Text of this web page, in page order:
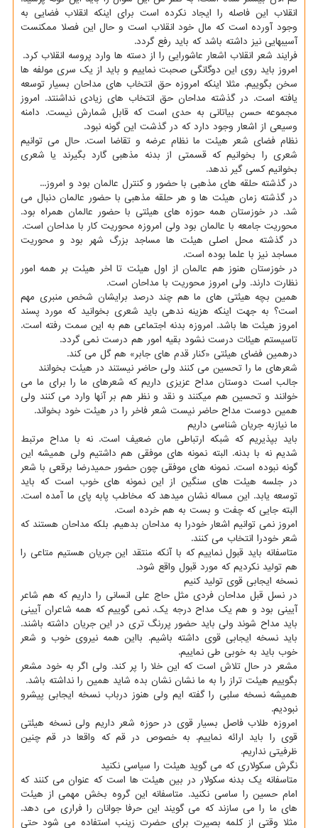
انقلاب این فاصله را ایجاد نکرده است برای اینکه انقلاب فضایی به
وجود آورده است که مال خود انقلاب است و حال این فصلا ممکنست
آسیبهایی نیز داشته باشد که باید رفع گردد.
فرایند شعر انقلاب اشعار عاشورایی را از دسته ها وارد پروسه انقلاب کرد.
امروز باید روی این دوگانگی صحبت نماییم و باید از یک سری مولفه ها
سخن بگوییم. مثلا اینکه امروزه حق انتخاب های مداحان بسیار توسعه
یافته است. در گذشته مداحان حق انتخاب های زیادی نداشنتد. امروز
مجموعه حسن بیاتانی به حدی است که قابل شمارش نیست. دامنه
وسیعی از اشعار وجود دارد که در گذشت این گونه نبود.
نظام فضای شعر هیئت ما نظام عرضه و تقاضا است. حال می توانیم
شعری را بخوانیم که قسمتی از بدنه مذهبی گارد بگیرند یا شعری
بخوانیم کسی گیر ندهد.
در گذشته حلقه های مذهبی با حضور و کنترل عالمان بود و امروز...
در گذشته زمان هیئت ها و هر حلقه مذهبی با حضور عالمان دنبال می
شد. در خوزستان همه حوزه های هیئتی با حضور عالمان همراه بود.
محوریت جامعه با عالمان بود ولی امروزه محوریت کار با مداحان است.
در گذشته محل اصلی هیئت ها مساجد بزرگ شهر بود و محوریت
مساجد نیز با علما بوده است.
در خوزستان هنوز هم عالمان از اول هیئت تا اخر هیئت بر همه امور
نظارت دارند. ولی امروز محوریت با مداحان است.
همین بچه هیئتی های ما هم چند درصد برایشان شخص منبری مهم
است؟ به جهت اینکه هزینه ندهی باید شعری بخوانید که مورد پسند
امروز هیئت ها باشد. امروزه بدنه اجتماعی هم به این سمت رفته است.
تاسیستم هیئات درست نشود بقیه امور هم درست نمی گردد.
درهمین فضای هیئتی «کنار قدم های جابر» هم گل می کند.
شعرهای ما را تحسین می کنند ولی حاضر نیستند در هیئت بخوانند
جالب است دوستان مداح عزیزی داریم که شعرهای ما را برای ما می
خوانند و تحسین هم میکنند و نقد و نظر هم بر آنها وارد می کنند ولی
همین دوست مداح حاضر نیست شعر فاخر را در هیئت خود بخواند.
ما نیازبه جریان شناسی داریم
باید بپذیریم که شبکه ارتباطی مان ضعیف است. نه با مداح مرتبط
شدیم نه با بدنه. البته نمونه های موفقی هم داشتیم ولی همیشه این
گونه نبوده است. نمونه های موفقی چون حضور حمیدرضا برقعی با شعر
در جلسه هیئت های سنگین از این نمونه های خوب است که باید
توسعه یابد. این مساله نشان میدهد که مخاطب پابه پای ما آمده است.
البته جایی که چفت و بست به هم خرده است.
امروز نمی توانیم اشعار خودرا به مداحان بدهیم. بلکه مداحان هستند که
شعر خودرا انتخاب می کنند.
متاسفانه باید قبول نماییم که با آنکه منتقد این جریان هستیم متاعی را
هم تولید نکردیم که مورد قبول واقع شود.
نسخه ایجابی قوی تولید کنیم
در نسل قبل مداحان فردی مثل حاج علی انسانی را داریم که هم شاعر
آیینی بود و هم یک مداح درجه یک. نمی گوییم که همه شاعران آیینی
باید مداح شوند ولی باید حضور پررنگ تری در این جریان داشته باشند.
باید نسخه ایجابی قوی داشته باشیم. بااین همه نیروی خوب و شعر
خوب باید به خوبی طی نماییم.
مشعر در حال تلاش است که این خلا را پر کند. ولی اگر به خود مشعر
بگوییم هیئت تراز را به ما نشان نشان بده شاید همین را نداشته باشد.
همیشه نسخه سلبی را گفته ایم ولی هنوز درباب نسخه ایجابی پیشرو
نبودیم.
امروزه طلاب فاصل بسیار قوی در حوزه شعر داریم ولی نسخه هیئتی
قوی را باید ارائه نماییم. به خصوص در قم که واقعا در قم چنین
ظرفیتی نداریم.
نگرش سکولاری که می گوید هیئت را سیاسی نکنید
متاسفانه یک بدنه سکولار در بین هیئت ها است که عنوان می کنند که
امام حسین را ساسی نکنید. متاسفانه این گروه بخش مهمی از هیئت
های ما را می سازند که می گویند این حرفا جوانان را فراری می دهد.
مثلا وقتی از کلمه بصیرت برای حضرت زینب استفاده می شود حتی